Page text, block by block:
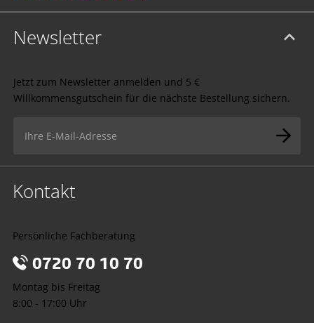
Newsletter
Jetzt zum Newsletter anmelden und 5 €
Willkommensgutschein für die nächste Bestellung sichern.
Kontakt
Persönliche Fachberatung
0720 70 10 70
Montag bis Freitag
8:00 - 17:00 Uhr